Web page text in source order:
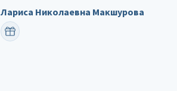
Лариса Николаевна Макшурова
ПОЗДРАВИТЬ